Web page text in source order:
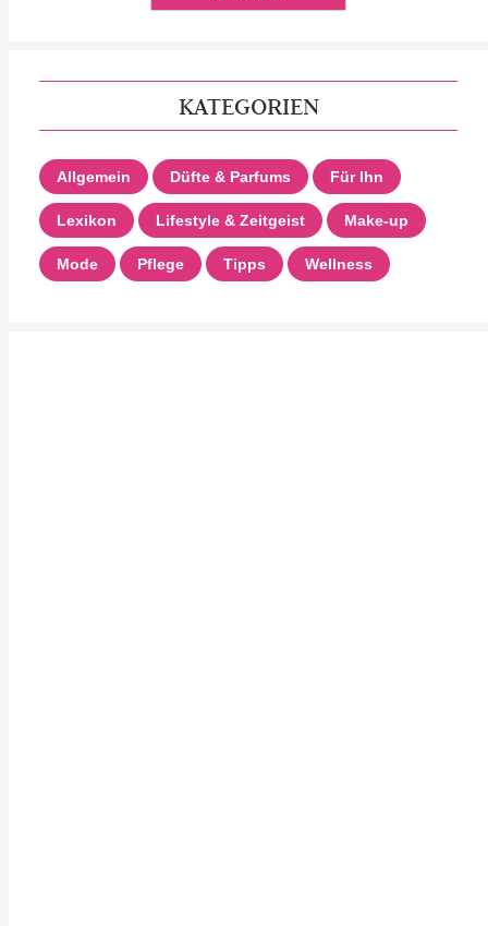
KATEGORIEN
Allgemein Düfte & Parfums Für Ihn
Lexikon Lifestyle & Zeitgeist Make-up
Mode Pflege Tipps Wellness